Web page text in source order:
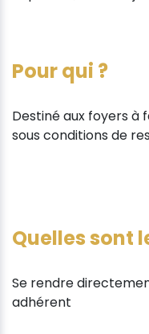
Pour qui ?
Destiné aux foyers à
sous conditions de
Quelles sont
Se rendre
adhérent